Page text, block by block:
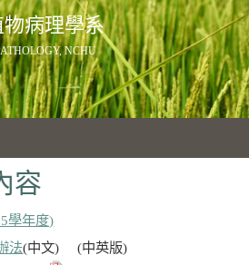
病理學系
NCHU
容
學年度)
法(中文) (中英版)